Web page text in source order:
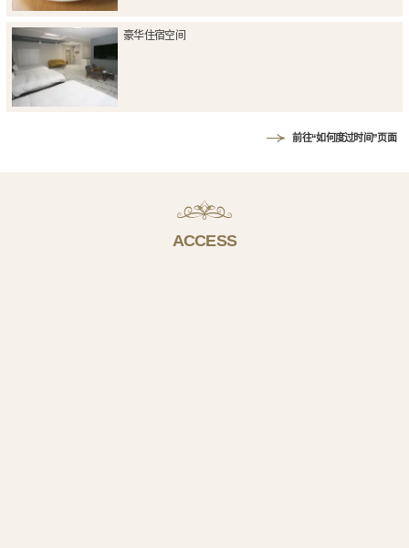
豪华住宿空间
前往“如何度过时间”页面
ACCESS